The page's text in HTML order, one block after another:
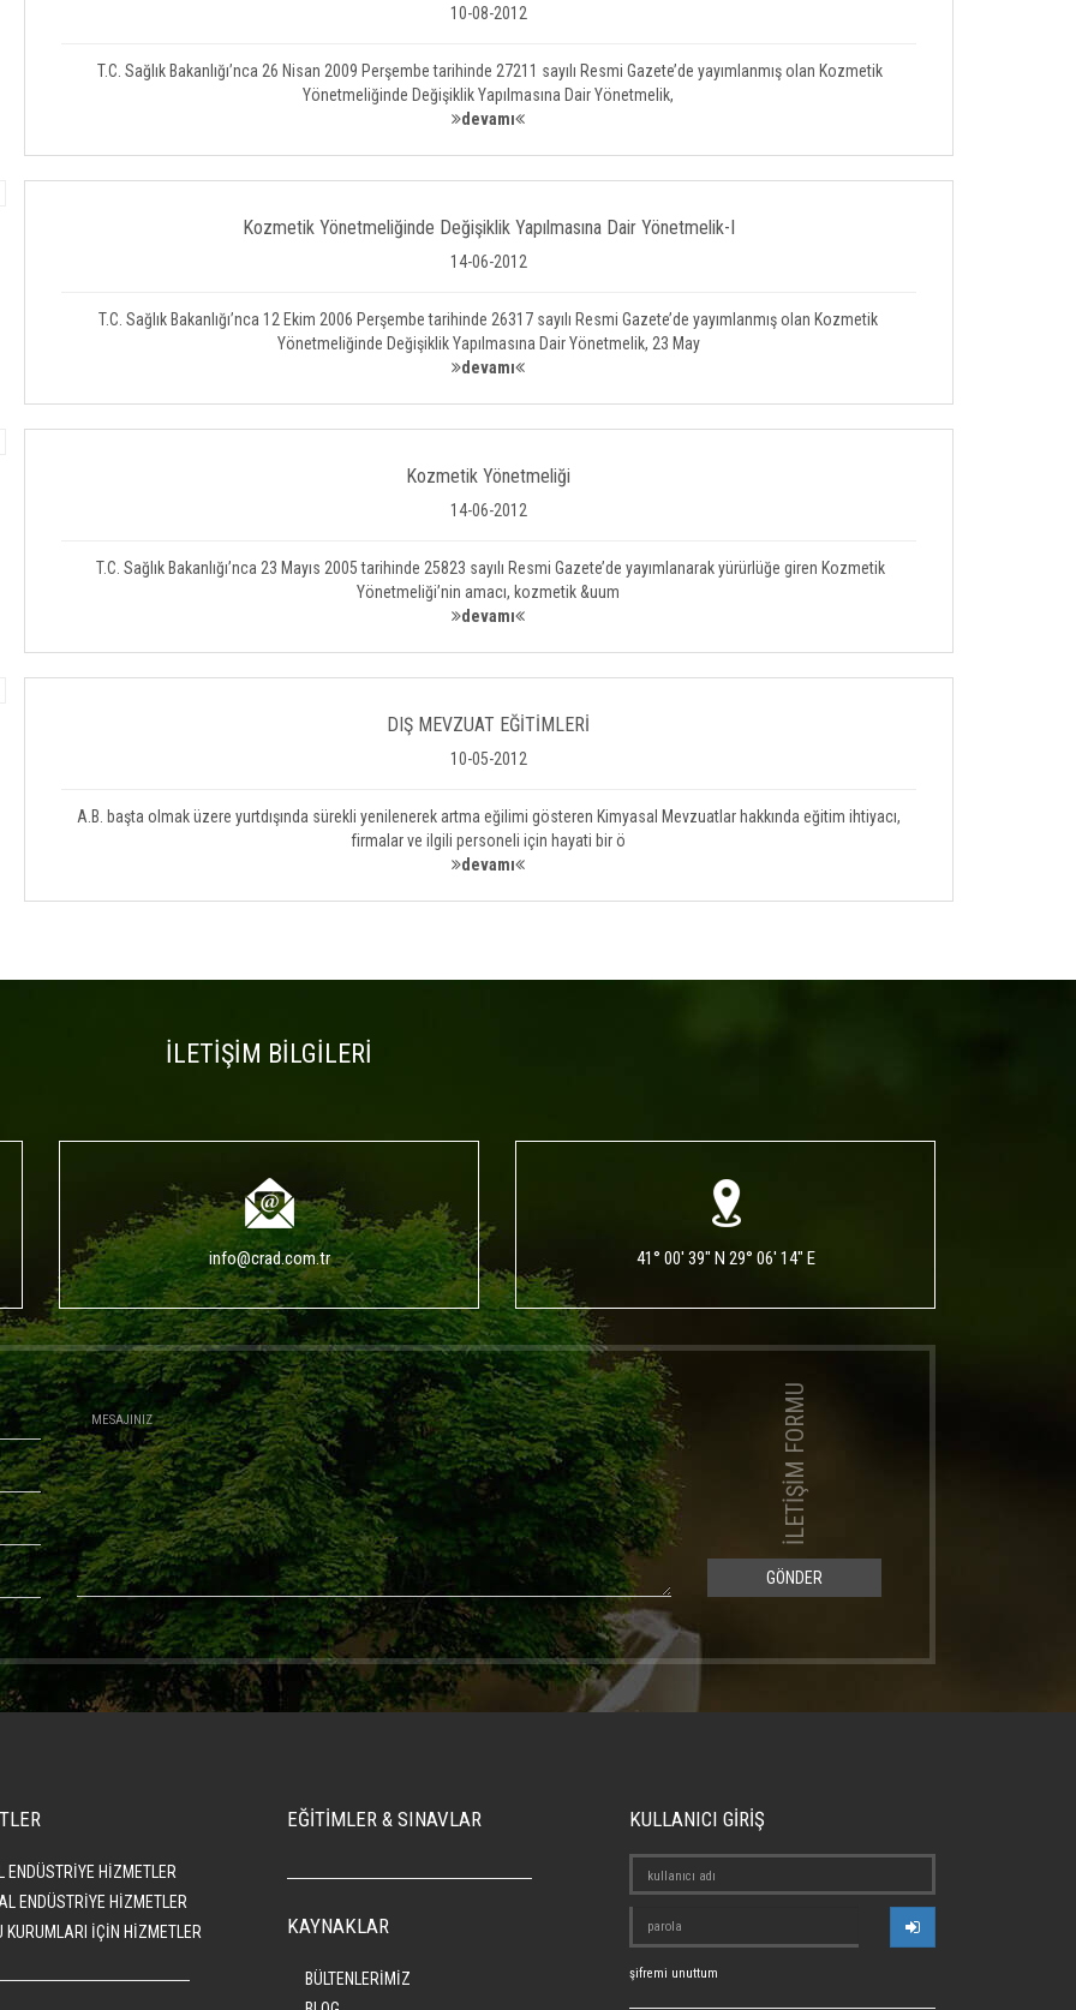
10-08-2012
T.C. Sağlık Bakanlığı’nca 26 Nisan 2009 Perşembe tarihinde 27211 sayılı Resmi Gazete’de yayımlanmış olan Kozmetik
Yönetmeliğinde Değişiklik Yapılmasına Dair Yönetmelik,
devamı
Kozmetik Yönetmeliğinde Değişiklik Yapılmasına Dair Yönetmelik-I
14-06-2012
T.C. Sağlık Bakanlığı’nca 12 Ekim 2006 Perşembe tarihinde 26317 sayılı Resmi Gazete’de yayımlanmış olan Kozmetik
Yönetmeliğinde Değişiklik Yapılmasına Dair Yönetmelik, 23 May
devamı
Kozmetik Yönetmeliği
14-06-2012
T.C. Sağlık Bakanlığı’nca 23 Mayıs 2005 tarihinde 25823 sayılı Resmi Gazete’de yayımlanarak yürürlüğe giren Kozmetik
Yönetmeliği’nin amacı, kozmetik &uum
devamı
DIŞ MEVZUAT EĞİTİMLERİ
10-05-2012
A.B. başta olmak üzere yurtdışında sürekli yenilenerek artma eğilimi gösteren Kimyasal Mevzuatlar hakkında eğitim ihtiyacı,
firmalar ve ilgili personeli için hayati bir ö
devamı
İLETİŞİM BİLGİLERİ
info@crad.com.tr 41° 00' 39" N 29° 06' 14" E
İLETİŞİM FORMU
GÖNDER
ENDÜSTRİYE HİZMETLER
ENDÜSTRİYE HİZMETLER
KURUMLARI İÇİN HİZMETLER
EĞİTİMLER & SINAVLAR
KAYNAKLAR
BÜLTENLERİMİZ
KULLANICI GİRİŞ
şifremi unuttum